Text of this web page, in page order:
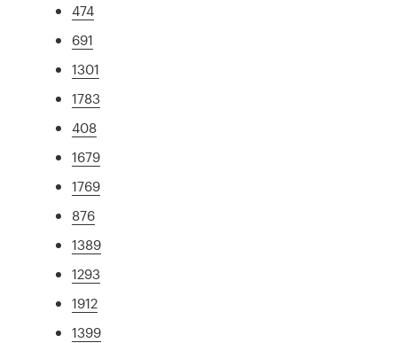
474
691
1301
1783
408
1679
1769
876
1389
1293
1912
1399